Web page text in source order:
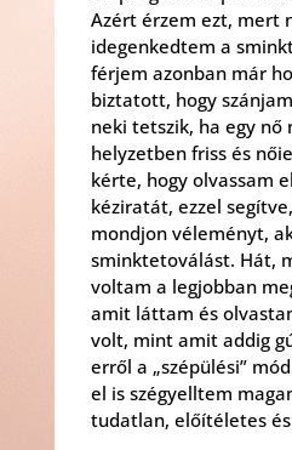
Azért érzem ezt, mert
idegenkedtem a
férjem azonban már
biztatott, hogy
neki tetszik, ha egy nő
helyzetben friss és
kérte, hogy olvassam
kéziratát, ezzel
mondjon véleményt,
sminktetoválást. Hát,
voltam a legjobban
amit láttam és
volt, mint amit addig
erről a „szépülési”
el is szégyelltem
tudatlan, előítéletes